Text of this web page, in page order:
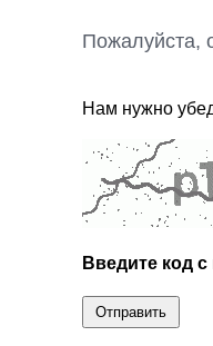
Пожалуйста,
Нам нужно
Введите код с
Отправить